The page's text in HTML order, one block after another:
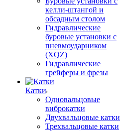
келли-штангой и
обсадным столом
Гидравлические
буровые установки с
пневмоударником
(XQZ)
Гидравлические
грейферы и фрезы
Катки
Одновальцовые
виброкатки
Двухвальцовые катки
Трехвальцовые катки